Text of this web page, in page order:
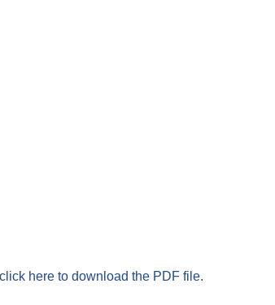
click here to download the PDF file.